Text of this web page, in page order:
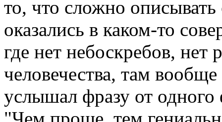
то, что сложно
оказались в каком-то
где нет небоскребов, нет
человечества, там
услышал фразу от